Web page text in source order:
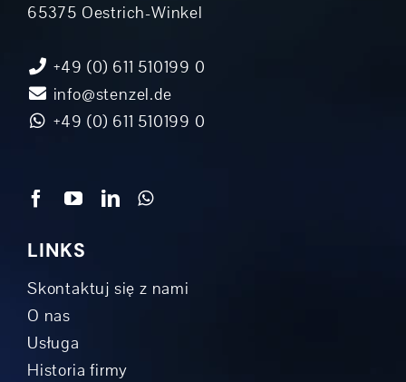
65375 Oestrich-Winkel
+49 (0) 611 510199 0
info@stenzel.de
+49 (0) 611 510199 0
LINKS
Skontaktuj się z nami
O nas
Usługa
Historia firmy